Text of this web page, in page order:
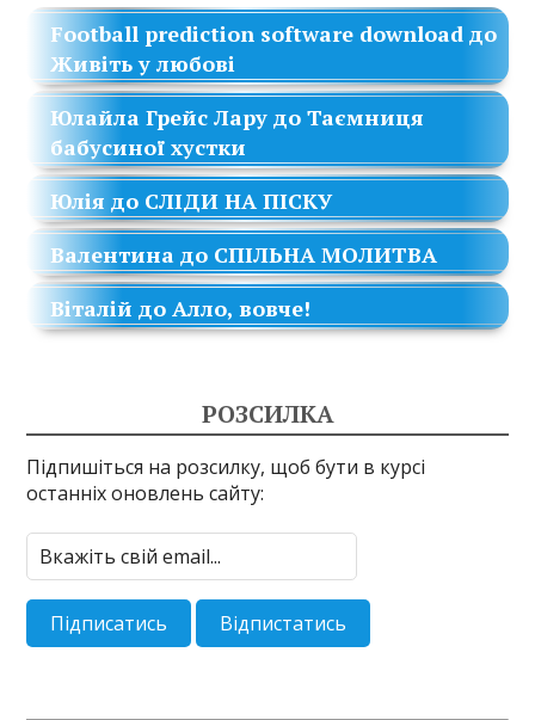
Football prediction software download до
Живіть у любові
Юлайла Грейс Лару доТаємниця
бабусиної хустки
Юлія до СЛІДИ НА ПІСКУ
Валентина до СПІЛЬНА МОЛИТВА
Віталій доАлло, вовче!
РОЗСИЛКА
Підпишіться на розсилку, щоб бути в курсі
останніх оновлень сайту: